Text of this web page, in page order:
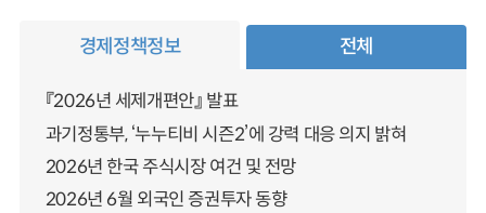
경제정책정보 전체
『2026년 세제개편안』 발표
과기정통부, ‘누누티비 시즌2’에 강력 대응 의지 밝혀
2026년 한국 주식시장 여건 및 전망
2026년 6월 외국인 증권투자 동향